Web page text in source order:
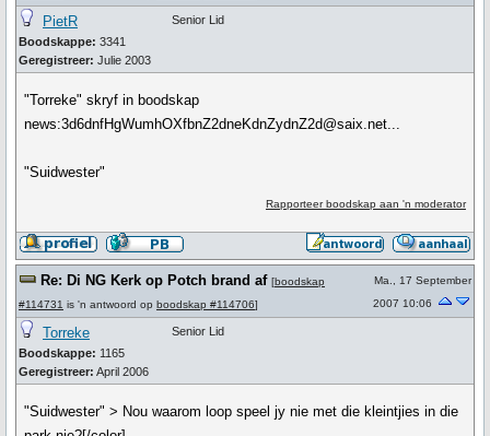
PietR
Boodskappe: 3341
Geregistreer: Julie 2003
Senior Lid
"Torreke" skryf in boodskap
news:3d6dnfHgWumhOXfbnZ2dneKdnZydnZ2d@saix.net...
"Suidwester"
Rapporteer boodskap aan 'n moderator
Re: Di NG Kerk op Potch brand af [boodskap
#114731 is 'n antwoord op boodskap #114706]
Ma., 17 September
2007 10:06
Torreke
Boodskappe: 1165
Geregistreer: April 2006
Senior Lid
"Suidwester" > Nou waarom loop speel jy nie met die kleintjies in die